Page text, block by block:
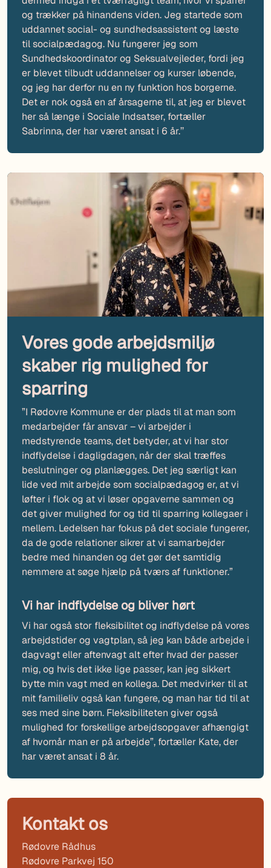
og trækker på hinandens viden. Jeg startede som
uddannet social- og sundhedsassistent og læste
til socialpædagog. Nu fungerer jeg som
Sundhedskoordinator og Seksualvejleder, fordi jeg
er blevet tilbudt uddannelser og kurser løbende,
og jeg har derfor nu en ny funktion hos borgerne.
Det er nok også en af årsagerne til, at jeg er blevet
her så længe i Sociale Indsatser, fortæller
Sabrinna, der har været ansat i 6 år.’’
Vores gode arbejdsmiljø
skaber rig mulighed for
sparring
”I Rødovre Kommune er der plads til at man som
medarbejder får ansvar – vi arbejder i
medstyrende teams, det betyder, at vi har stor
indflydelse i dagligdagen, når der skal træffes
beslutninger og planlægges. Det jeg særligt kan
lide ved mit arbejde som socialpædagog er, at vi
løfter i flok og at vi løser opgaverne sammen og
det giver mulighed for og tid til sparring kollegaer i
mellem. Ledelsen har fokus på det sociale fungerer,
da de gode relationer sikrer at vi samarbejder
bedre med hinanden og det gør det samtidig
nemmere at søge hjælp på tværs af funktioner.”
Vi har indflydelse og bliver hørt
Vi har også stor fleksibilitet og indflydelse på vores
arbejdstider og vagtplan, så jeg kan både arbejde i
dagvagt eller aftenvagt alt efter hvad der passer
mig, og hvis det ikke lige passer, kan jeg sikkert
bytte min vagt med en kollega. Det medvirker til at
mit familieliv også kan fungere, og man har tid til at
ses med sine børn. Fleksibiliteten giver også
mulighed for forskellige arbejdsopgaver afhængigt
af hvornår man er på arbejde”, fortæller Kate, der
har været ansat i 8 år.
Kontakt os
Rødovre Rådhus
Rødovre Parkvej 150